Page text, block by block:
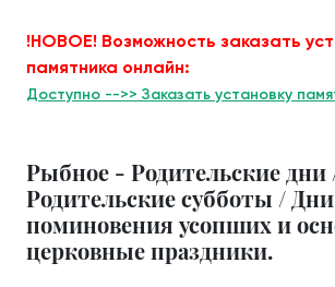
!НОВОЕ! Возможность заказать
памятника онлайн:
Доступно -->> Заказать установку
Рыбное - Родительские дни
Родительские субботы / Дни
поминовения усопших и
церковные праздники.